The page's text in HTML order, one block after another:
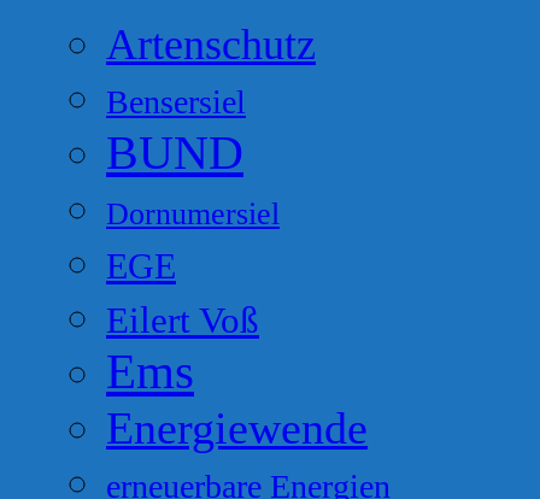
Artenschutz
Bensersiel
BUND
Dornumersiel
EGE
Eilert Voß
Ems
Energiewende
erneuerbare Energien